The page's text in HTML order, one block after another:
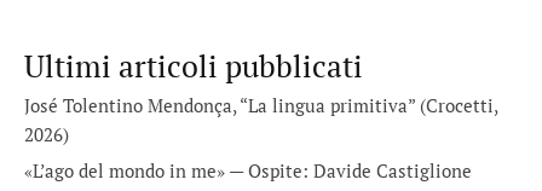
Ultimi articoli pubblicati
José Tolentino Mendonça, “La lingua primitiva” (Crocetti,
2026)
«L’ago del mondo in me» — Ospite: Davide Castiglione